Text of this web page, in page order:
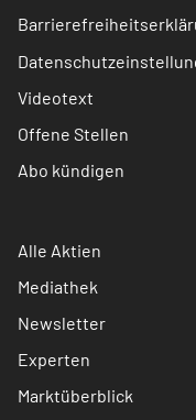
Videotext
Offene Stellen
Abo kündigen
Alle Aktien
Mediathek
Newsletter
Experten
Marktüberblick